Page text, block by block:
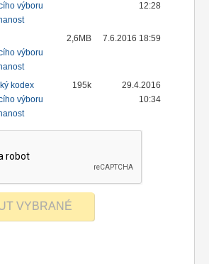
výboru
12:28
výboru
2,6MB 7.6.2016 18:59
kodex
výboru
195k
29.4.2016
10:34